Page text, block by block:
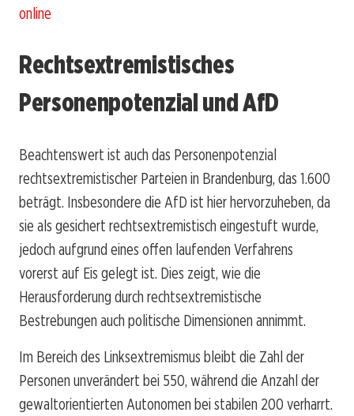
online
Rechtsextremistisches
Personenpotenzial und AfD
Beachtenswert ist auch das Personenpotenzial
rechtsextremistischer Parteien in Brandenburg, das 1.600
beträgt. Insbesondere die AfD ist hier hervorzuheben, da
sie als gesichert rechtsextremistisch eingestuft wurde,
jedoch aufgrund eines offen laufenden Verfahrens
vorerst auf Eis gelegt ist. Dies zeigt, wie die
Herausforderung durch rechtsextremistische
Bestrebungen auch politische Dimensionen annimmt.
Im Bereich des Linksextremismus bleibt die Zahl der
Personen unverändert bei 550, während die Anzahl der
gewaltorientierten Autonomen bei stabilen 200 verharrt.